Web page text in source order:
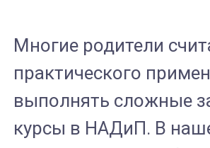
Многие родители
практического
выполнять сложные
курсы в НАДиП. В